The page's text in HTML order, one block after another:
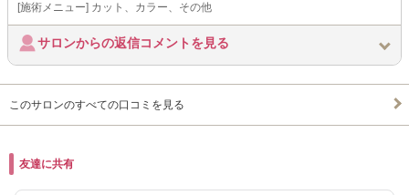
[施術メニュー] カット、カラー、その他
サロンからの返信コメントを見る
このサロンのすべての口コミを見る
友達に共有